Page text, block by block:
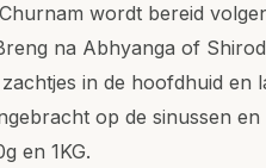
wordt bereid
na Abhyanga of
in de hoofdhuid
op de sinussen
en 1KG.